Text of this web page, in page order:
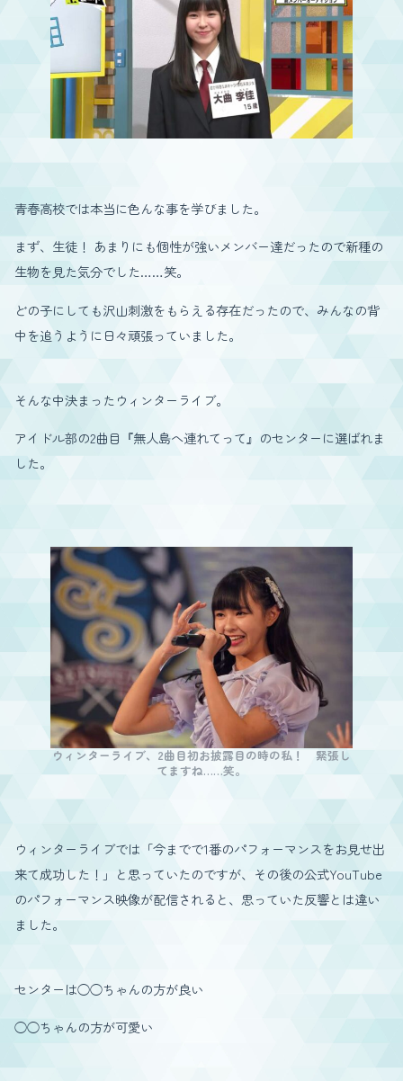
青春高校では本当に色んな事を学びました。
まず、生徒！ あまりにも個性が強いメンバー達だったので新種の
生物を見た気分でした……笑。
どの子にしても沢山刺激をもらえる存在だったので、みんなの背
中を追うように日々頑張っていました。
そんな中決まったウィンターライブ。
アイドル部の2曲目『無人島へ連れてって』のセンターに選ばれま
した。
ウィンターライブ、2曲目初お披露目の時の私！ 緊張し
てますね……笑。
ウィンターライブでは「今までで1番のパフォーマンスをお見せ出
来て成功した！」と思っていたのですが、その後の公式YouTube
のパフォーマンス映像が配信されると、思っていた反響とは違い
ました。
センターは◯◯ちゃんの方が良い
◯◯ちゃんの方が可愛い